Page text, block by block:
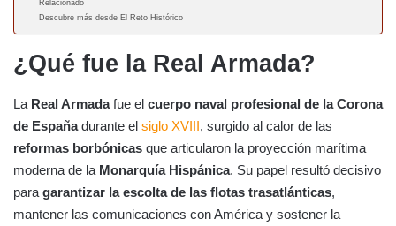
Relacionado
Descubre más desde El Reto Histórico
¿Qué fue la Real Armada?
La Real Armadafue el cuerpo naval profesional de la Corona
de Españadurante el siglo XVIII, surgido al calor de las
reformas borbónicas que articularon la proyección marítima
moderna de la Monarquía Hispánica. Su papel resultó decisivo
para garantizar la escolta de las flotas trasatlánticas,
mantener las comunicaciones con América y sostener la